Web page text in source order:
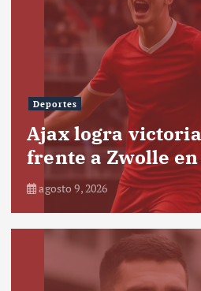
Deportes
Ajax logra
frente a Zwolle
agosto 9, 2026